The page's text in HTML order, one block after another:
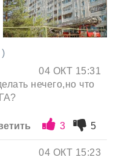
04 ОКТ 15:31
нечего,но что
3 5
04 ОКТ 15:23